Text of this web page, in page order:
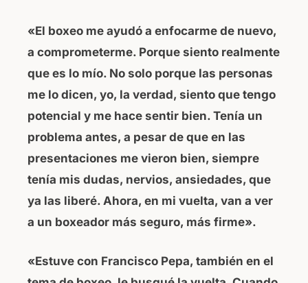
«El boxeo me ayudó a enfocarme de nuevo,
a comprometerme. Porque siento realmente
que es lo mío. No solo porque las personas
me lo dicen, yo, la verdad, siento que tengo
potencial y me hace sentir bien. Tenía un
problema antes, a pesar de que en las
presentaciones me vieron bien, siempre
tenía mis dudas, nervios, ansiedades, que
ya las liberé. Ahora, en mi vuelta, van a ver
a un boxeador más seguro, más firme».
«Estuve con Francisco Pepa, también en el